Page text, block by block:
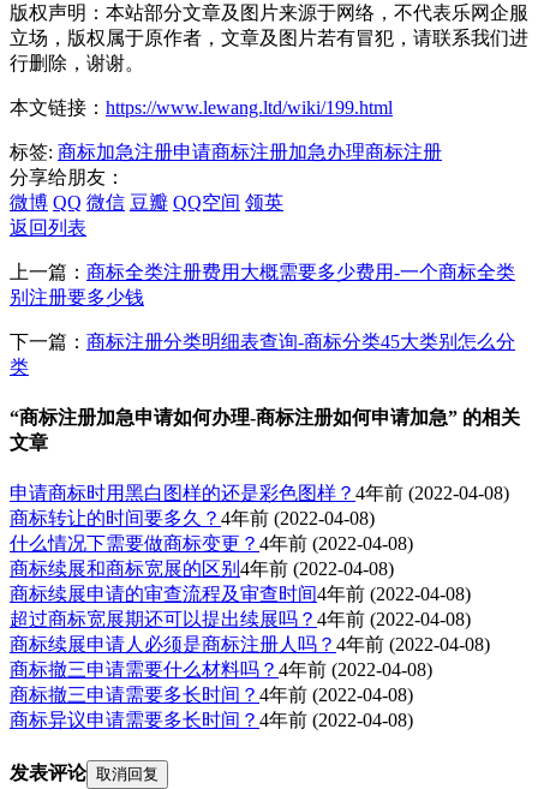
版权声明：本站部分文章及图片来源于网络，不代表乐网企服
立场，版权属于原作者，文章及图片若有冒犯，请联系我们进
行删除，谢谢。
本文链接： https://www.lewang.ltd/wiki/199.html
标签: 商标加急注册申请商标注册加急办理商标注册
分享给朋友：
微博 QQ 微信 豆瓣 QQ空间 领英
返回列表
上一篇： 商标全类注册费用大概需要多少费用-一个商标全类
别注册要多少钱
下一篇： 商标注册分类明细表查询-商标分类45大类别怎么分
类
“商标注册加急申请如何办理-商标注册如何申请加急” 的相关
文章
申请商标时用黑白图样的还是彩色图样？ 4年前 (2022-04-08)
商标转让的时间要多久？ 4年前 (2022-04-08)
什么情况下需要做商标变更？ 4年前 (2022-04-08)
商标续展和商标宽展的区别 4年前 (2022-04-08)
商标续展申请的审查流程及审查时间4年前 (2022-04-08)
超过商标宽展期还可以提出续展吗？ 4年前 (2022-04-08)
商标续展申请人必须是商标注册人吗？ 4年前 (2022-04-08)
商标撤三申请需要什么材料吗？ 4年前 (2022-04-08)
商标撤三申请需要多长时间？ 4年前 (2022-04-08)
商标异议申请需要多长时间？ 4年前 (2022-04-08)
发表评论 取消回复